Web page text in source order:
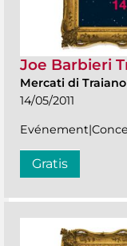
Joe Barbieri
Mercati di
14/05/2011
Gratis